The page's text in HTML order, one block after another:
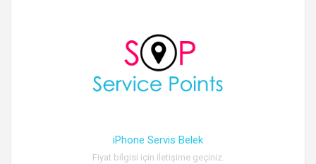
iPhone Servis Belek
Fiyat bilgisi için iletişime geçiniz.